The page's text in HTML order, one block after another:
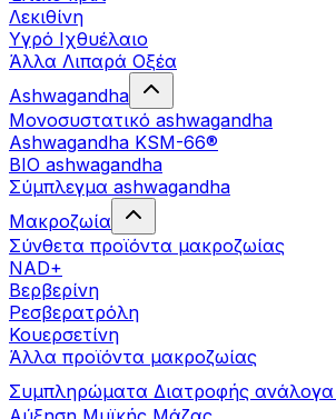
Λεκιθίνη
Υγρό Ιχθυέλαιο
Άλλα Λιπαρά Οξέα
Ashwagandha
Μονοσυστατικό ashwagandha
Ashwagandha KSM-66®
BIO ashwagandha
Σύμπλεγμα ashwagandha
Μακροζωία
Σύνθετα προϊόντα μακροζωίας
NAD+
Βερβερίνη
Ρεσβερατρόλη
Κουερσετίνη
Άλλα προϊόντα μακροζωίας
Συμπληρώματα Διατροφής